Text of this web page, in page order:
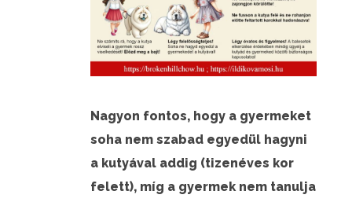
Nagyon fontos, hogy a gyermeket
soha nem szabad egyedül hagyni
a kutyával addig (tizenéves kor
felett), míg a gyermek nem tanulja